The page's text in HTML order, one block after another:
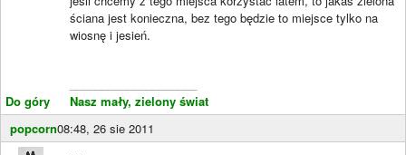
Do góry
ściana jest konieczna, bez tego będzie to miejsce tylko na
wiosnę i jesień.
Nasz mały, zielony świat
popcorn08:48, 26 sie 2011